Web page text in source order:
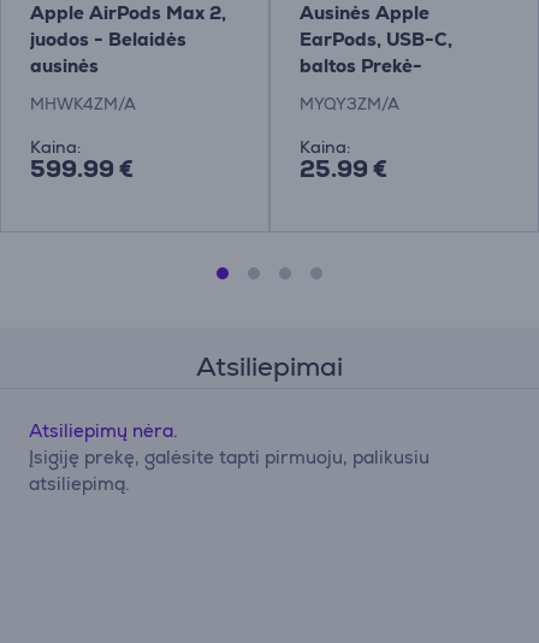
Apple AirPods Max 2,
juodos - Belaidės
ausinės
MHWK4ZM/A
Kaina:
599.99 €
Ausinės Apple
EarPods, USB-C,
baltos Prekė-
MYQY3ZM/A
MYQY3ZM/A
Kaina:
25.99 €
Atsiliepimai
Atsiliepimų nėra.
Įsigiję prekę, galėsite tapti pirmuoju, palikusiu
atsiliepimą.